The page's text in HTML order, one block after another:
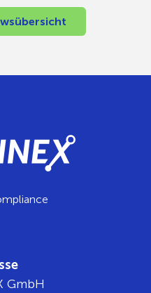
GmbH